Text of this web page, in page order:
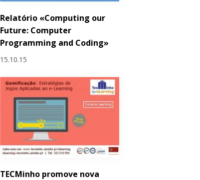
Relatório «Computing our
Future: Computer
Programming and Coding»
15.10.15
TECMinho promove nova